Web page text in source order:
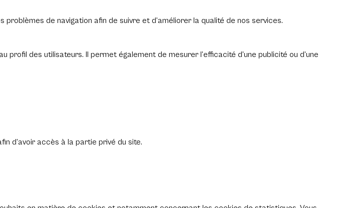
de navigation afin de suivre et d’améliorer la qualité de nos services.
des utilisateurs. Il permet également de mesurer l’efficacité d’une publicité ou d’une
d’avoir accès à la partie privé du site.